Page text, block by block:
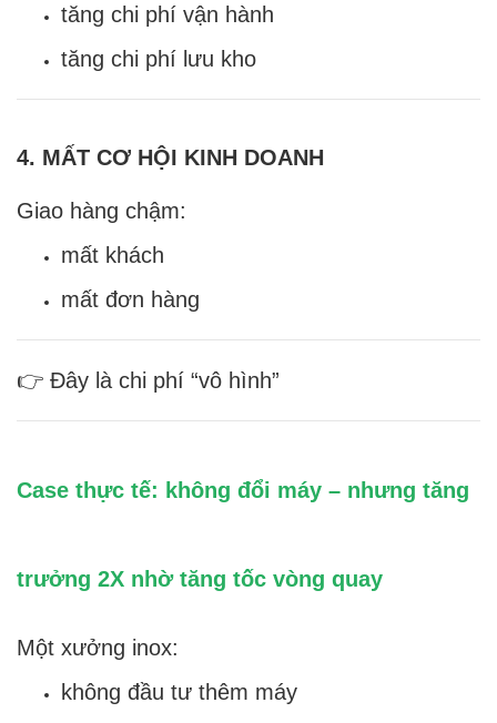
tăng chi phí vận hành
tăng chi phí lưu kho
4. MẤT CƠ HỘI KINH DOANH
Giao hàng chậm:
mất khách
mất đơn hàng
👉 Đây là chi phí “vô hình”
Case thực tế: không đổi máy – nhưng tăng
trưởng 2X nhờ tăng tốc vòng quay
Một xưởng inox:
không đầu tư thêm máy